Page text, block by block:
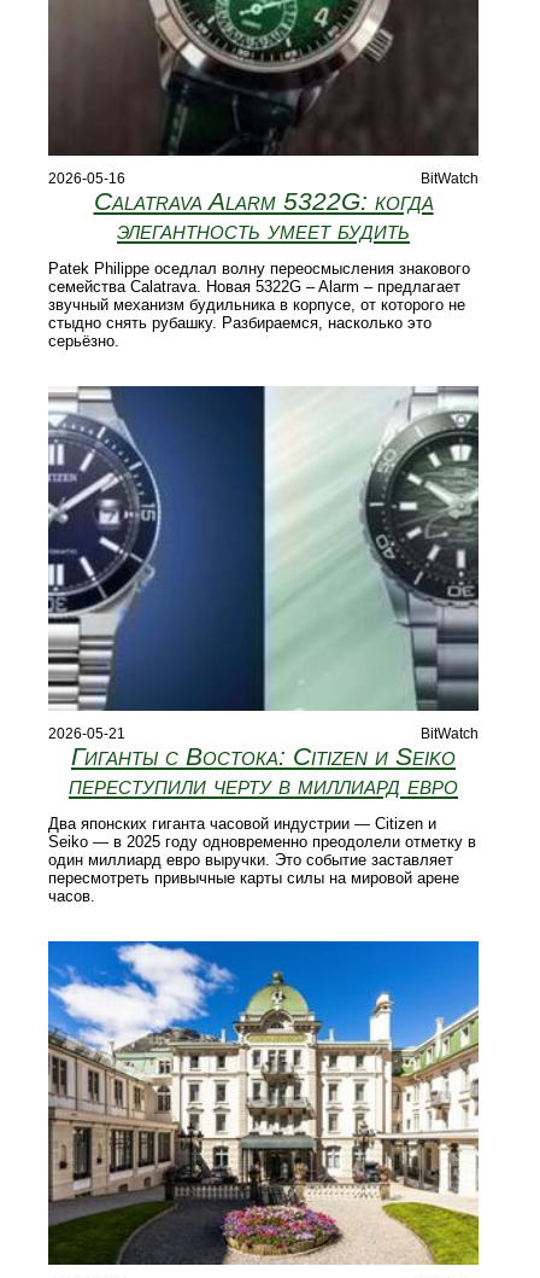
2026-05-16 BitWatch
Calatrava Alarm 5322G: когда
элегантность умеет будить
Patek Philippe оседлал волну переосмысления знакового
семейства Calatrava. Новая 5322G – Alarm – предлагает
звучный механизм будильника в корпусе, от которого не
стыдно снять рубашку. Разбираемся, насколько это
серьёзно.
2026-05-21 BitWatch
Гиганты с Востока: Citizen и Seiko
переступили черту в миллиард евро
Два японских гиганта часовой индустрии — Citizen и
Seiko — в 2025 году одновременно преодолели отметку в
один миллиард евро выручки. Это событие заставляет
пересмотреть привычные карты силы на мировой арене
часов.